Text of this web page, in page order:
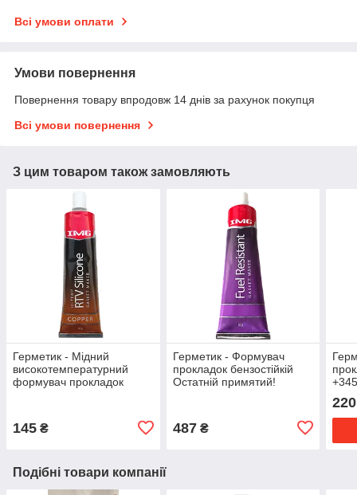
Всі умови оплати
Умови повернення
Повернення товару впродовж 14 днів за рахунок покупця
Всі умови повернення
З цим товаром також замовляють
Герметик - Мідний
високотемпературний
формувач прокладок
145 ₴
Герметик - Формувач
прокладок бензостійкій
Остатній примятий!
487₴
220
Подібні товари компанії